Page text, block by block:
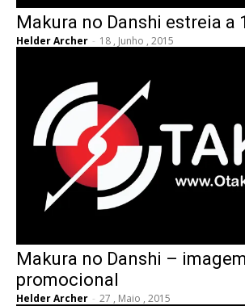
Makura no Danshi estreia a
Helder Archer - 18 , Junho , 2015
Makura no Danshi – imagem
promocional
Helder Archer - 27 , Maio , 2015